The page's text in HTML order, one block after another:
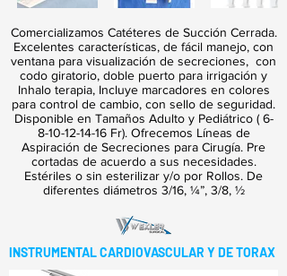
INSTRUMENTAL CARDIOVASCULAR Y DE TORAX
Comercializamos Catéteres de Succión Cerrada.
Excelentes características, de fácil manejo, con
ventana para visualización de secreciones, con
codo giratorio, doble puerto para irrigación y
Inhalo terapia, Incluye marcadores en colores
para control de cambio, con sello de seguridad.
Disponible en Tamaños Adulto y Pediátrico ( 6-
8-10-12-14-16Fr). Ofrecemos Líneas de
Aspiración de Secreciones para Cirugía. Pre
cortadas de acuerdo a sus necesidades.
Estériles o sin esterilizar y/o por Rollos. De
diferentes diámetros 3/16, ¼”, 3/8, ½